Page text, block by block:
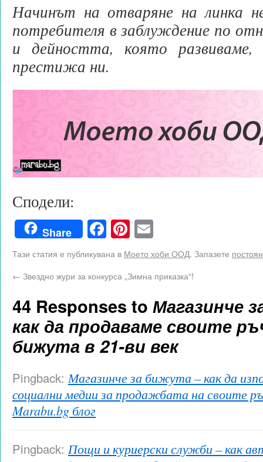
Начинът на отваряне на линка
потребителя в заблуждение по
и дейността, която
престижа ни.
Сподели:
Share Facebook
Pinterest
Тази статия е публикувана в Моето хоби ООД. Запазете
← Звездно жури за конкурса „Зимна приказка“!
44 Responses to Магазинче
как да продаваме своите
бижута в 21-ви век
Pingback:Магазинче за бижута – как да
социални медии за продажбата на своите
Marabu.bg блог
Pingback: Пощи и куриерски служби – как